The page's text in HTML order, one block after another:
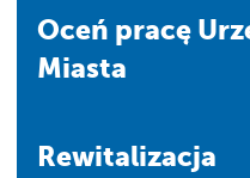
Oceń pracę Urzędu
Miasta
Rewitalizacja